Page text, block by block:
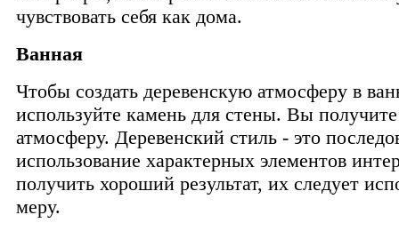
чувствовать себя как дома.
Ванная
Чтобы создать деревенскую атмосферу в
используйте камень для стены. Вы
атмосферу. Деревенский стиль - это
использование характерных элементов
получить хороший результат, их следует
меру.